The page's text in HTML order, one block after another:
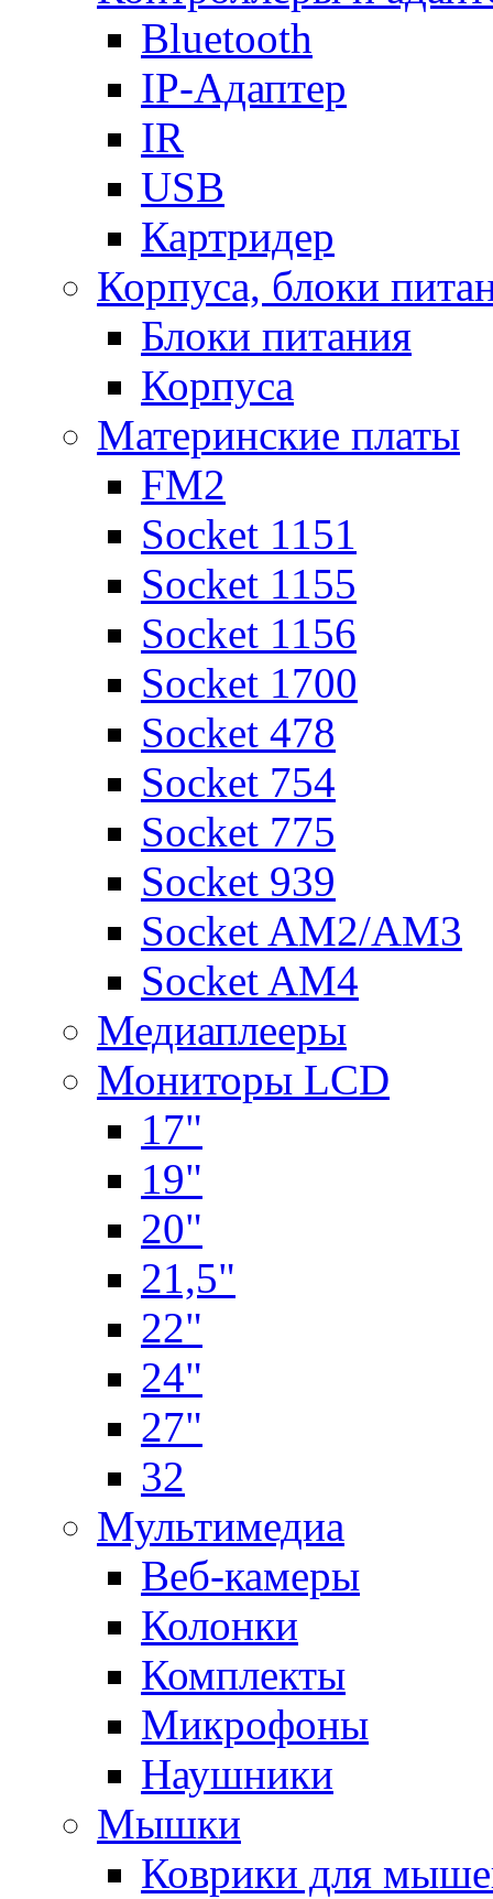
Bluetooth
IP-Адаптер
IR
USB
Картридер
Корпуса, блоки
Блоки питания
Корпуса
Материнские платы
FM2
Socket 1151
Socket 1155
Socket 1156
Socket 1700
Socket 478
Socket 754
Socket 775
Socket 939
Socket AM2/AM3
Socket AM4
Медиаплееры
Мониторы LCD
17"
19"
20"
21,5"
22"
24"
27"
32
Мультимедиа
Веб-камеры
Колонки
Комплекты
Микрофоны
Наушники
Мышки
Коврики для